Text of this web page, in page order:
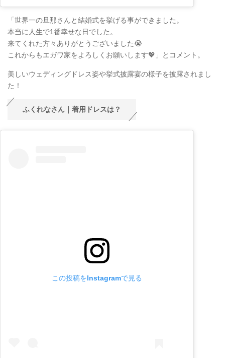
「世界一の旦那さんと結婚式を挙げる事ができました。
本当に人生で1番幸せな日でした。
来てくれた方々ありがとうございました😭
これからもエガワ家をよろしくお願いします💖」とコメント。
美しいウェディングドレス姿や挙式披露宴の様子を披露されまし
た！
ふくれなさん｜着用ドレスは？
この投稿をInstagramで見る